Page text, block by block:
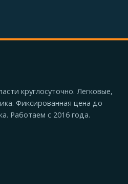
круглосуточно. Легковые,
Фиксированная цена до
Работаем с 2016 года.